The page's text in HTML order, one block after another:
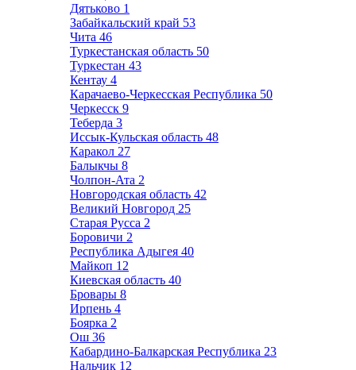
Дятьково 1
Забайкальский край 53
Чита 46
Туркестанская область 50
Туркестан 43
Кентау 4
Карачаево-Черкесская Республика 50
Черкесск 9
Теберда 3
Иссык-Кульская область 48
Каракол 27
Балыкчы 8
Чолпон-Ата 2
Новгородская область 42
Великий Новгород 25
Старая Русса 2
Боровичи 2
Республика Адыгея 40
Майкоп 12
Киевская область 40
Бровары 8
Ирпень 4
Боярка 2
Ош 36
Кабардино-Балкарская Республика 23
Нальчик 12